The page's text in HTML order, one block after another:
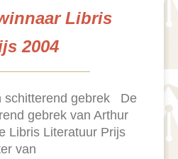
Libris
2004
schitterend gebrek De
gebrek van Arthur
Libris Literatuur Prijs
van